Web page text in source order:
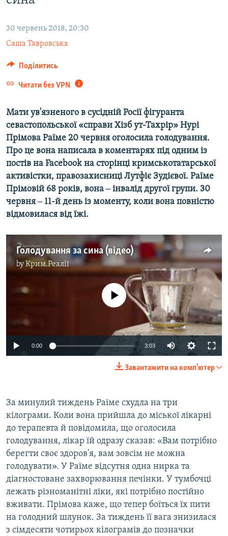
СВІДЧЕННЯ ОКУПАЦІЇ
УКРАЇНСЬКА ПРОБЛЕМА КРИМУ
ІНФОГРАФІКА
ДОЛУЧАЙСЯ!
Усі сайти RFE/RL
30 червень 2018, 20:30
Саша Тавровська
Поділитись
Читати без VPN
Мати ув'язненого в сусідній Росії фігуранта
севастопольської «справи Хізб ут-Тахрір» Нурі
Прімова Раїме 20 червня оголосила голодування.
Про це вона написала в коментарях під одним із
постів на Facebook на сторінці кримськотатарської
активістки, правозахисниці Лутфіє Зудієвої. Раїме
Прімовій 68 років, вона ‒ інвалід другої групи. 30
червня ‒ 11-й день із моменту, коли вона повністю
відмовилася від їжі.
Голодування за сина (відео)
byКрим.Реалії
No media source currently available
0:00 3:03
Завантажити на комп'ютер
За минулий тиждень Раїме схудла на три
кілограми. Коли вона прийшла до міської лікарні
до терапевта й повідомила, що оголосила
голодування, лікар їй одразу сказав: «Вам потрібно
берегти своє здоров'я, вам зовсім не можна
голодувати». У Раїме відсутня одна нирка та
діагностоване захворювання печінки. У тумбочці
лежать різноманітні ліки, які потрібно постійно
вживати. Прімова каже, що тепер боїться їх пити
на голодний шлунок. За тиждень її вага знизилася
з сімдесяти чотирьох кілограмів до позначки